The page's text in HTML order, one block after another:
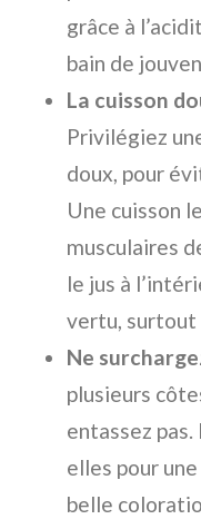
grâce à
bain de
La cuisson
Privilégiez
doux, pour
Une cuisson
musculaires
le jus à
vertu, surtout
Ne
plusieurs
entassez pas.
elles pour
belle